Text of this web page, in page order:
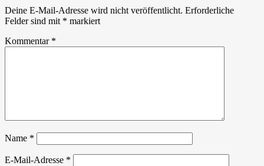
Deine E-Mail-Adresse wird nicht veröffentlicht. Erforderliche
Felder sind mit * markiert
Kommentar *
Name *
E-Mail-Adresse *